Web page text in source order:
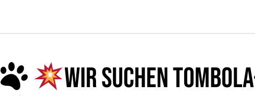
WIR SUCHEN